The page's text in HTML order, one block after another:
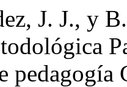
J. J., y